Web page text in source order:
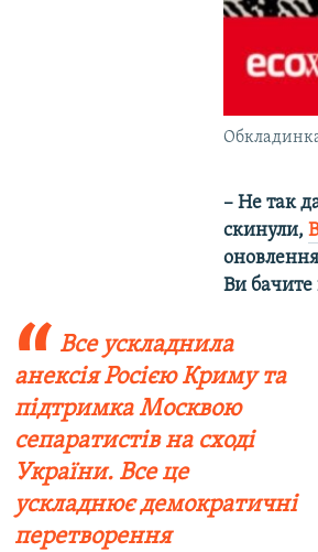
– Не так
скинули,
Ви бачите
Все ускладнила
анексія Росією Криму та
підтримка Москвою
сепаратистів на сході
України. Все це
ускладнює демократичні
перетворення